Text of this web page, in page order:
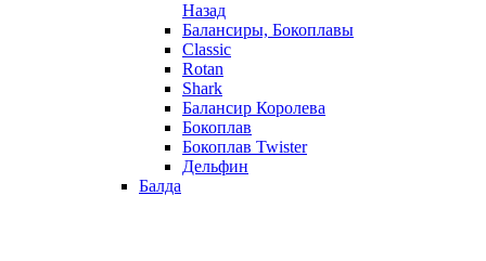
Назад
Балансиры, Бокоплавы
Classic
Rotan
Shark
Балансир Королева
Бокоплав
Бокоплав Twister
Дельфин
Балда